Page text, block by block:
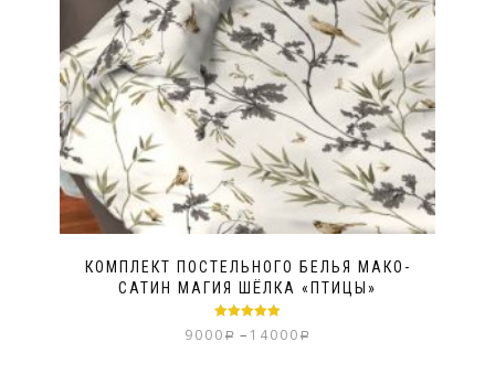
КОМПЛЕКТ ПОСТЕЛЬНОГО БЕЛЬЯ МАКО-
САТИН МАГИЯ ШЁЛКА «ПТИЦЫ»
Оценка
5.00
из 5
9000 Р – 14000 Р